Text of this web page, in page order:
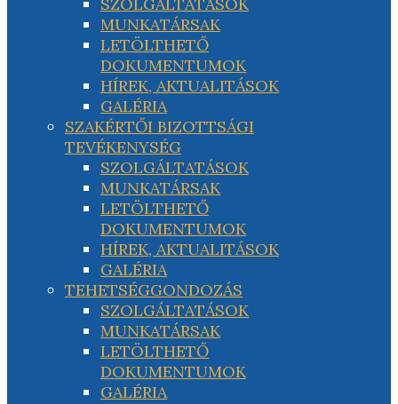
MUNKATÁRSAK
LETÖLTHETŐ
DOKUMENTUMOK
HÍREK, AKTUALITÁSOK
GALÉRIA
SZAKÉRTŐI BIZOTTSÁGI
TEVÉKENYSÉG
SZOLGÁLTATÁSOK
MUNKATÁRSAK
LETÖLTHETŐ
DOKUMENTUMOK
HÍREK, AKTUALITÁSOK
GALÉRIA
TEHETSÉGGONDOZÁS
SZOLGÁLTATÁSOK
MUNKATÁRSAK
LETÖLTHETŐ
DOKUMENTUMOK
GALÉRIA